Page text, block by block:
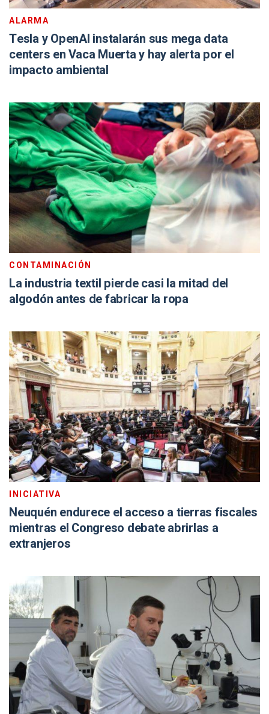
ALARMA
Tesla y OpenAI instalarán sus mega data
centers en Vaca Muerta y hay alerta por el
impacto ambiental
CONTAMINACIÓN
La industria textil pierde casi la mitad del
algodón antes de fabricar la ropa
INICIATIVA
Neuquén endurece el acceso a tierras fiscales
mientras el Congreso debate abrirlas a
extranjeros